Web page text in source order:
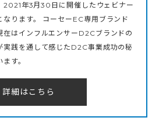
2021年3月30日に開催したウェビナー
ります。 コーセーEC専用ブランド
在はインフルエンサーD2Cブランドの
実践を通して感じたD2C事業成功の秘
す。
詳細はこちら